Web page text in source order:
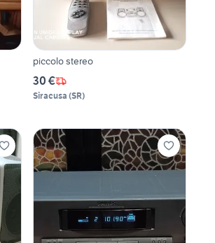
piccolo stereo
30 €
Siracusa (SR)